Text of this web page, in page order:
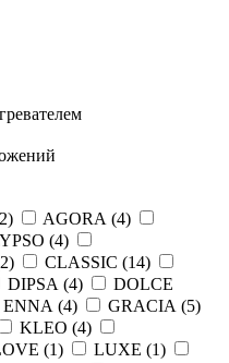
2) AGORA (4)
(4)
2) CLASSIC (14)
DIPSA (4)
DOLCE
ENNA (4) GRACIA (5)
KLEO (4)
(1) LUXE (1)